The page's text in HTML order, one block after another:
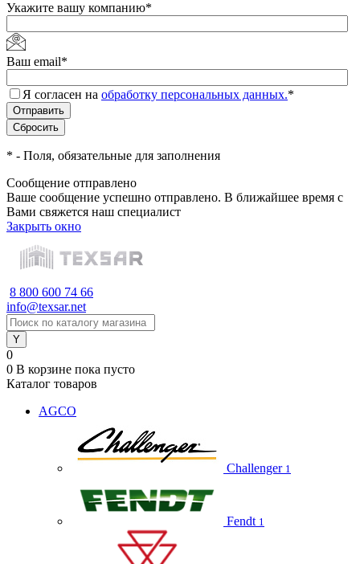
Укажите вашу компанию*
Ваш email*
Я согласен на обработку персональных данных.*
* - Поля, обязательные для заполнения
Сообщение отправлено
Ваше сообщение успешно отправлено. В ближайшее время с
Вами свяжется наш специалист
Закрыть окно
8 800 600 74 66
info@texsar.net
0
0 В корзине пока пусто
Каталог товаров
AGCO
Challenger 1
Fendt 1